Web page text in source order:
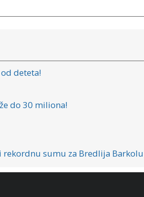
deteta!
do 30 miliona!
rekordnu sumu za Bredlija